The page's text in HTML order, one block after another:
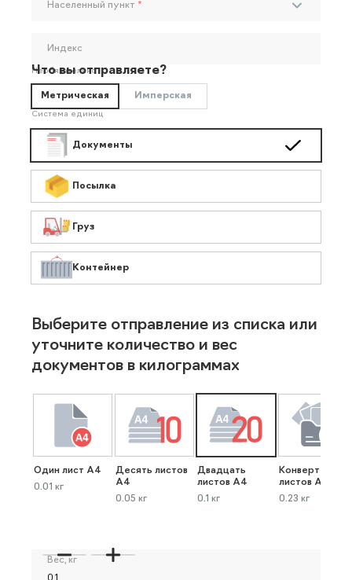
Населенный пункт *
Индекс
Необязательно
Что вы отправляете?
Метрическая Имперская
Система единиц
Документы
Посылка
Груз
Контейнер
Выберите отправление из списка или
уточните количество и вес
документов в килограммах
Один лист А4
0.01 кг
Десять листов
А4
0.05 кг
Двадцать
листов А4
0.1 кг
Конверт до 40
листов А4
0.23 кг
Вес, кг